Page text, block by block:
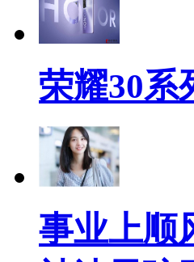
荣耀30系
事业上顺